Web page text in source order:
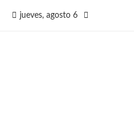
jueves, agosto 6